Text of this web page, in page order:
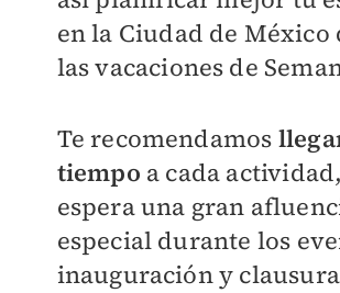
en la Ciudad de México
las vacaciones de
Te recomendamos
tiempo a cada
espera una gran
especial durante los
inauguración y